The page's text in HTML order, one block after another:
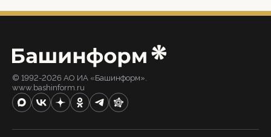
© 1992-2026 АО ИА «Башинформ».
www.bashinform.ru